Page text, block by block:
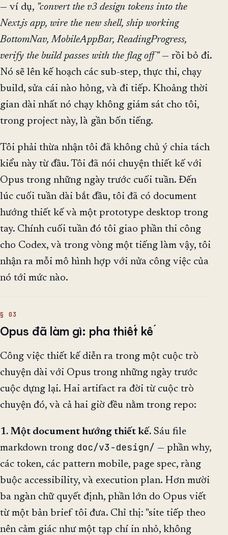
— ví dụ, "convert the v3 design tokens into the
Next.js app, wire the new shell, ship working
BottomNav, MobileAppBar, ReadingProgress,
verify the build passes with the flag off"— rồi bỏ đi.
Nó sẽ lên kế hoạch các sub-step, thực thi, chạy
build, sửa cái nào hỏng, và đi tiếp. Khoảng thời
gian dài nhất nó chạy không giám sát cho tôi,
trong project này, là gần bốn tiếng.
Tôi phải thừa nhận tôi đã không chủ ý chia tách
kiểu này từ đầu. Tôi đã nói chuyện thiết kế với
Opus trong những ngày trước cuối tuần. Đến
lúc cuối tuần dài bắt đầu, tôi đã có document
hướng thiết kế và một prototype desktop trong
tay. Chính cuối tuần đó tôi giao phần thi công
cho Codex, và trong vòng một tiếng làm vậy, tôi
nhận ra mỗi mô hình hợp với nửa công việc của
nó tới mức nào.
Opus đã làm gì: pha thiết kế
Công việc thiết kế diễn ra trong một cuộc trò
chuyện dài với Opus trong những ngày trước
cuộc dựng lại. Hai artifact ra đời từ cuộc trò
chuyện đó, và cả hai giờ đều nằm trong repo:
1. Một document hướng thiết kế. Sáu file
markdown trong doc/v3-design/ — phần why,
các token, các pattern mobile, page spec, ràng
buộc accessibility, và execution plan. Hơn mười
ba ngàn chữ quyết định, phần lớn do Opus viết
từ một bản brief tôi đưa. Chỉ thị: "site tiếp theo
nên cảm giác như một tạp chí in nhỏ, không